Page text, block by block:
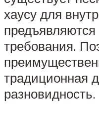
хаусу для
требования.
традиционная
разновидность.